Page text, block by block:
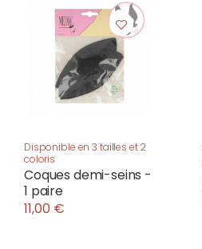
Disponible en 3 tailles et 2
coloris
Coques demi-seins -
1 paire
11,00 €